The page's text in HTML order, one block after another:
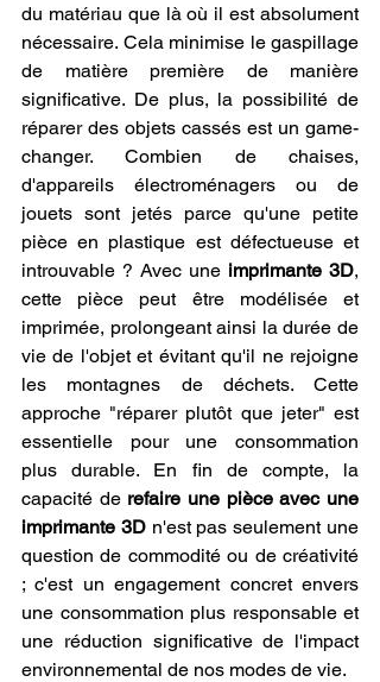
du matériau que là où il est absolument
nécessaire. Cela minimise le gaspillage
de matière première de manière
significative. De plus, la possibilité de
réparer des objets cassés est un game-
changer. Combien de chaises,
d'appareils électroménagers ou de
jouets sont jetés parce qu'une petite
pièce en plastique est défectueuse et
introuvable ? Avec une imprimante 3D,
cette pièce peut être modélisée et
imprimée, prolongeant ainsi la durée de
vie de l'objet et évitant qu'il ne rejoigne
les montagnes de déchets. Cette
approche "réparer plutôt que jeter" est
essentielle pour une consommation
plus durable. En fin de compte, la
capacité de refaire une pièce avec une
imprimante 3D n'est pas seulement une
question de commodité ou de créativité
; c'est un engagement concret envers
une consommation plus responsable et
une réduction significative de l'impact
environnemental de nos modes de vie.